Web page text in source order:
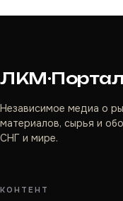
ЛКМ·Портал
Независимое медиа о
материалов, сырья и
СНГ и мире.
КОНТЕНТ